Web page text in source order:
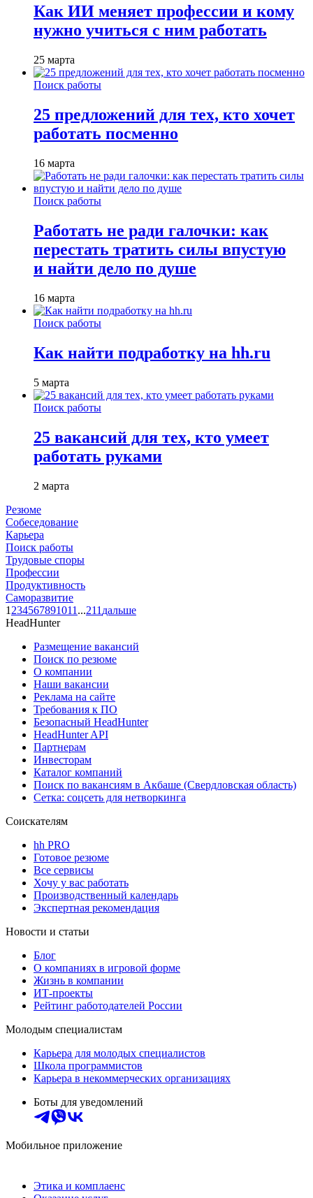
Как ИИ меняет профессии и кому
нужно учиться с ним работать
25 марта
Поиск работы
25 предложений для тех, кто хочет
работать посменно
16 марта
Поиск работы
Работать не ради галочки: как
перестать тратить силы впустую
и найти дело по душе
16 марта
Поиск работы
Как найти подработку на hh.ru
5 марта
Поиск работы
25 вакансий для тех, кто умеет
работать руками
2 марта
Резюме
Собеседование
Карьера
Поиск работы
Трудовые споры
Профессии
Продуктивность
Саморазвитие
1 234567891011 ...211 дальше
HeadHunter
Размещение вакансий
Поиск по резюме
О компании
Наши вакансии
Реклама на сайте
Требования к ПО
Безопасный HeadHunter
HeadHunter API
Партнерам
Инвесторам
Каталог компаний
Поиск по вакансиям в Акбаше (Свердловская область)
Сетка: соцсеть для нетворкинга
Соискателям
hh PRO
Готовое резюме
Все сервисы
Хочу у вас работать
Производственный календарь
Экспертная рекомендация
Новости и статьи
Блог
О компаниях в игровой форме
Жизнь в компании
ИТ-проекты
Рейтинг работодателей России
Молодым специалистам
Карьера для молодых специалистов
Школа программистов
Карьера в некоммерческих организациях
Боты для уведомлений
Мобильное приложение
Этика и комплаенс